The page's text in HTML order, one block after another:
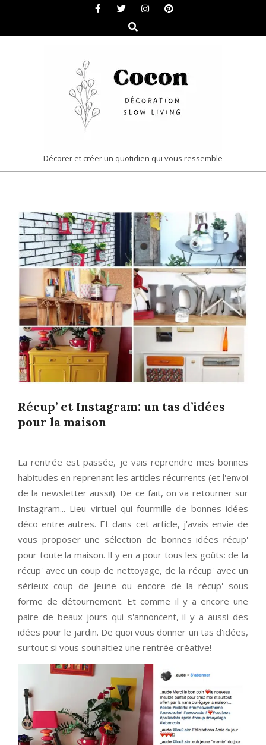
content
Search
COCON
|
&
SLOW
LIVING
Décorer et créer un quotidien qui vous ressemble
Menu
Récup’ et Instagram: un tas d’idées
pour la maison
La rentrée est passée, je vais reprendre mes bonnes
habitudes en reprenant les articles récurrents (et l'envoi
de la newsletter aussi!). De ce fait, on va retourner sur
Instagram... Lieu virtuel qui fourmille de bonnes idées
déco entre autres. Et dans cet article, j'avais envie de
vous proposer une sélection de bonnes idées récup'
pour toute la maison. Il y en a pour tous les goûts: de la
récup' avec un coup de nettoyage, de la récup' avec un
sérieux coup de jeune ou encore de la récup' sous
forme de détournement. Et comme il y a encore une
paire de beaux jours qui s'annoncent, il y a aussi des
idées pour le jardin. De quoi vous donner un tas d'idées,
surtout si vous souhaitiez une rentrée créative!